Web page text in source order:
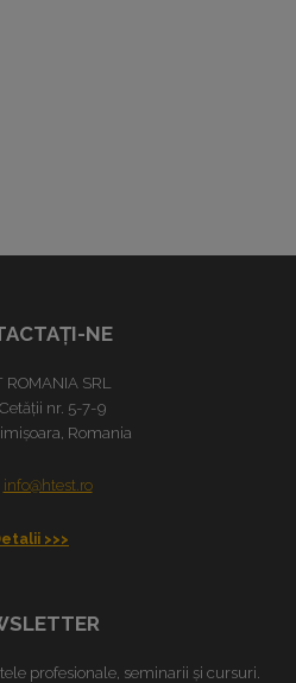
NE
ROMANIA SRL
nr. 5-7-9
Romania
info@htest.ro
>>>
profesionale, seminarii și cursuri.